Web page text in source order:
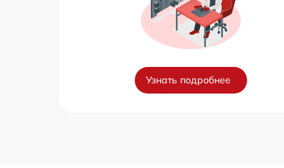
Узнать подробнее